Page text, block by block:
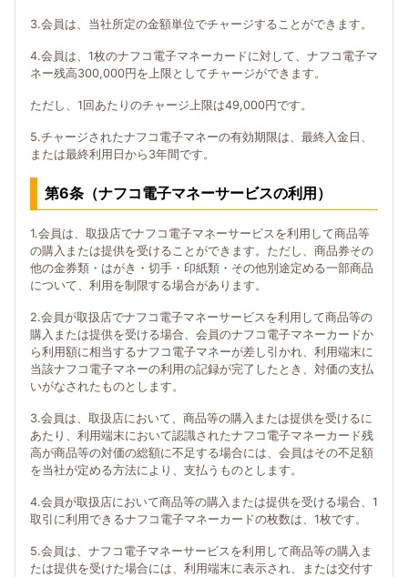
3.会員は、当社所定の金額単位でチャージすることができます。
4.会員は、1枚のナフコ電子マネーカードに対して、ナフコ電子マ
ネー残高300,000円を上限としてチャージができます。
ただし、1回あたりのチャージ上限は49,000円です。
5.チャージされたナフコ電子マネーの有効期限は、最終入金日、
または最終利用日から3年間です。
第6条（ナフコ電子マネーサービスの利用）
1.会員は、取扱店でナフコ電子マネーサービスを利用して商品等
の購入または提供を受けることができます。ただし、商品券その
他の金券類・はがき・切手・印紙類・その他別途定める一部商品
について、利用を制限する場合があります。
2.会員が取扱店でナフコ電子マネーサービスを利用して商品等の
購入または提供を受ける場合、会員のナフコ電子マネーカードか
ら利用額に相当するナフコ電子マネーが差し引かれ、利用端末に
当該ナフコ電子マネーの利用の記録が完了したとき、対価の支払
いがなされたものとします。
3.会員は、取扱店において、商品等の購入または提供を受けるに
あたり、利用端末において認識されたナフコ電子マネーカード残
高が商品等の対価の総額に不足する場合には、会員はその不足額
を当社が定める方法により、支払うものとします。
4.会員が取扱店において商品等の購入または提供を受ける場合、1
取引に利用できるナフコ電子マネーカードの枚数は、1枚です。
5.会員は、ナフコ電子マネーサービスを利用して商品等の購入ま
たは提供を受けた場合には、利用端末に表示され、または交付す